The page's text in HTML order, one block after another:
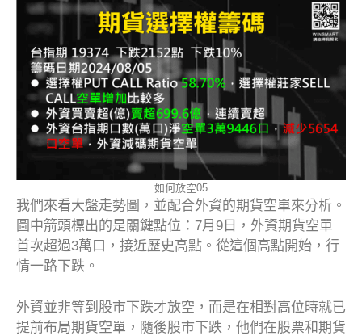
如何放空05
我們來看大盤走勢圖，並配合外資的期貨空單來分析。
圖中箭頭標出的是關鍵點位：7月9日，外資期貨空單
首次超過3萬口，接近歷史高點。從這個高點開始，行
情一路下跌。
外資並非等到股市下跌才放空，而是在相對高位時就已
提前布局期貨空單，隨後股市下跌，他們在股票和期貨